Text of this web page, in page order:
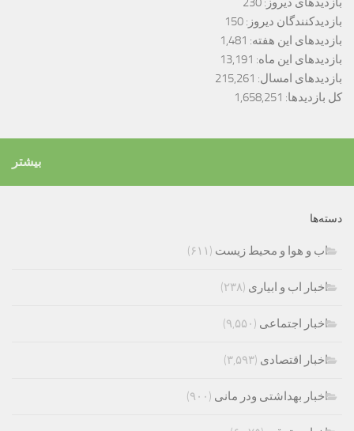
بازدیدکنندگان دیروز: 150
بازدیدهای این هفته: 1,481
بازدیدهای این ماه: 13,191
بازدیدهای امسال: 215,261
کل بازدیدها: 1,658,251
بیشتر
دسته‌ها
اب و هوا و محیط زیست (۶۱۱)
اخبار اب و ابیاری (۲۳۸)
اخبار اجتماعی (۹,۵۵۰)
اخبار اقتصادی (۳,۵۹۳)
اخبار بهداشتی ودر مانی (۹۰۰)